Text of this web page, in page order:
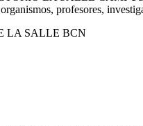
profesores,
LA SALLE BCN